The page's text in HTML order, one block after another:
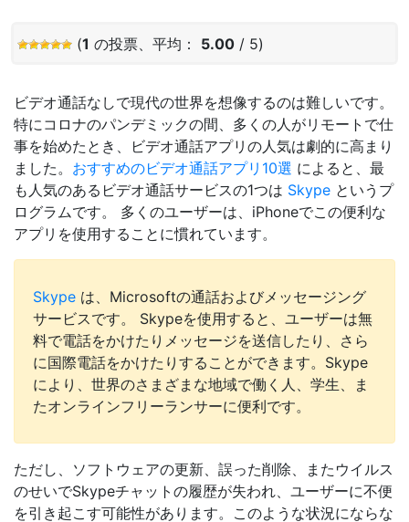
(1 の投票、平均： 5.00 / 5)
ビデオ通話なしで現代の世界を想像するのは難しいです。
特にコロナのパンデミックの間、多くの人がリモートで仕
事を始めたとき、ビデオ通話アプリの人気は劇的に高まり
ました。 おすすめのビデオ通話アプリ10選 によると、最
も人気のあるビデオ通話サービスの1つは Skype というプ
ログラムです。 多くのユーザーは、iPhoneでこの便利な
アプリを使用することに慣れています。
Skype は、Microsoftの通話およびメッセージング
サービスです。 Skypeを使用すると、ユーザーは無
料で電話をかけたりメッセージを送信したり、さら
に国際電話をかけたりすることができます。Skype
により、世界のさまざまな地域で働く人、学生、ま
たオンラインフリーランサーに便利です。
ただし、ソフトウェアの更新、誤った削除、またウイルス
のせいでSkypeチャットの履歴が失われ、ユーザーに不便
を引き起こす可能性があります。このような状況にならな